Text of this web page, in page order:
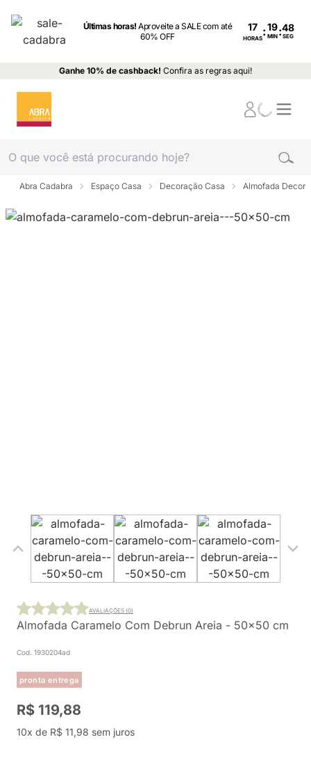
Últimas horas!Aproveite a SALE com até
60% OFF
17
HORAS: MIN : SEG
Ganhe 10% de cashback! Confira as regras aqui!
Abra Cadabra Espaço Casa Decoração Casa Almofada
Almofada Caramelo Com Debrun Areia - 50x50 cm
Cod. 1930204ad
pronta entrega
AVALIAÇÕES (0)
R$ 119,88
10x de R$ 11,98 sem juros